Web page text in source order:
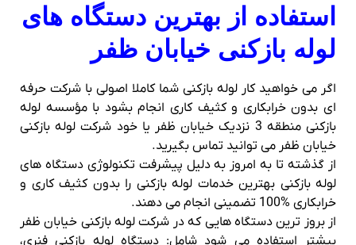
استفاده از بهترین دستگاه های
لوله بازکنی خیابان ظفر
اگر می خواهید کار لوله بازکنی شما کاملا اصولی با شرکت حرفه
ای بدون خرابکاری و کثیف کاری انجام بشود با مؤسسه لوله
بازکنی منطقه 3 نزدیک خیابان ظفر یا خود شرکت لوله بازکنی
خیابان ظفر می توانید تماس بگیرید.
از گذشته تا به امروز به دلیل پیشرفت تکنولوژی دستگاه های
لوله بازکنی بهترین خدمات لوله بازکنی را بدون کثیف کاری و
خرابکاری %100 تضمینی انجام می دهند.
از بروز ترین دستگاه هایی که در شرکت لوله بازکنی خیابان ظفر
بیشتر استفاده می شود شامل: دستگاه لوله بازکنی فنری،